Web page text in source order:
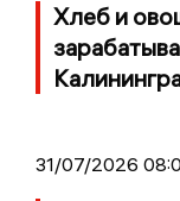
Хлеб и
31/07/2026